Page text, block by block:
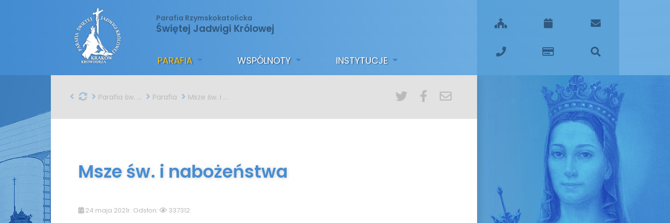
Parafia Rzymskokatolicka
Świętej Jadwigi Królowej
PARAFIA WSPÓLNOTY INSTYTUCJE
Parafia św. Jadwigi w Krakowie Parafia Msze św. i nabożeństwa
Msze św. i nabożeństwa
24 maja 2021r. Odsłon: 337312